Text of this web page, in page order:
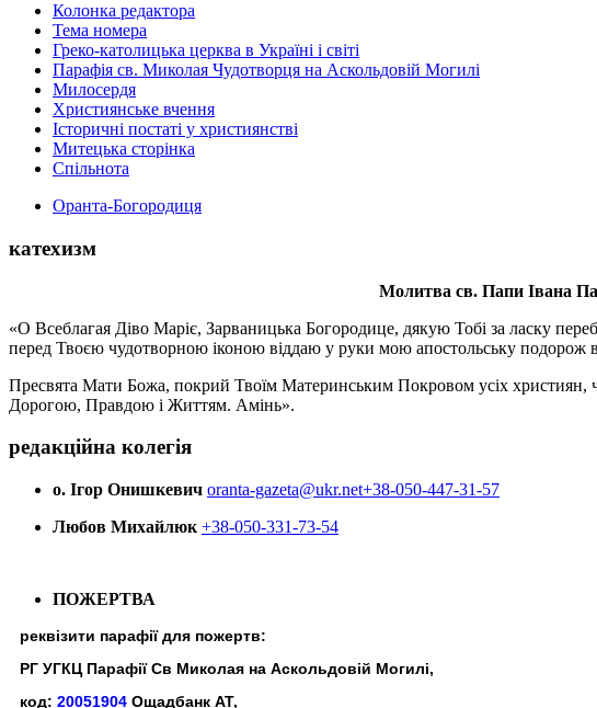
Колонка редактора
Тема номера
Греко-католицька церква в Україні і світі
Парафія св. Миколая Чудотворця на Аскольдовій Могилі
Милосердя
Християнське вчення
Історичні постаті у християнстві
Митецька сторінка
Спільнота
Оранта-Богородиця
катехизм
Молитва св. Папи Івана
«О Всеблагая Діво Маріє, Зарваницька Богородице, дякую Тобі за ласку
перед Твоєю чудотворною іконою віддаю у руки мою апостольську подорож
Пресвята Мати Божа, покрий Твоїм Материнським Покровом усіх християн,
Дорогою, Правдою і Життям. Амінь».
редакційна колегія
о. Ігор Онишкевич oranta-gazeta@ukr.net+38-050-447-31-57
Любов Михайлюк +38-050-331-73-54
ПОЖЕРТВА
реквізити парафії для пожертв:
РГ УГКЦ Парафії Св Миколая на Аскольдовій Могилі,
код: 20051904 Ощадбанк АТ,